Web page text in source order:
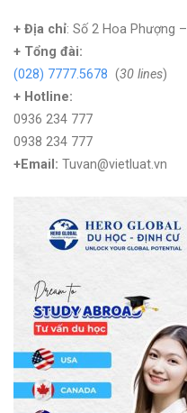
+ Địa chỉ: Số 2 Hoa Phượng
+ Tổng đài:
(028) 7777.5678 (30 lines)
+ Hotline:
0936 234 777
0938 234 777
+Email: Tuvan@vietluat.vn